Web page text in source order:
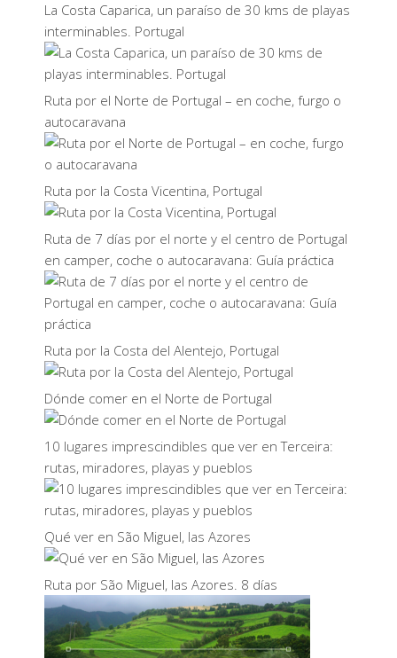
La Costa Caparica, un paraíso de 30 kms de playas
interminables. Portugal
Ruta por el Norte de Portugal – en coche, furgo o
autocaravana
Ruta por la Costa Vicentina, Portugal
Ruta de 7 días por el norte y el centro de Portugal
en camper, coche o autocaravana: Guía práctica
Ruta por la Costa del Alentejo, Portugal
Dónde comer en el Norte de Portugal
10 lugares imprescindibles que ver en Terceira:
rutas, miradores, playas y pueblos
Qué ver en São Miguel, las Azores
Ruta por São Miguel, las Azores. 8 días